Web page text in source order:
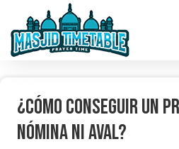
¿Cómo conseguir un
nómina ni aval?